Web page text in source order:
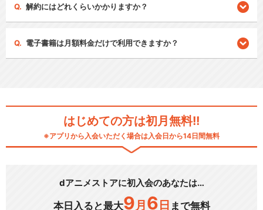
解約にはどれくらいかかりますか？
電子書籍は月額料金だけで利用できますか？
はじめての方は初月無料!!
※アプリから入会いただく場合は入会日から14日間無料
dアニメストアに初入会のあなたは…
本日入ると最大9 月 6 日 まで無料